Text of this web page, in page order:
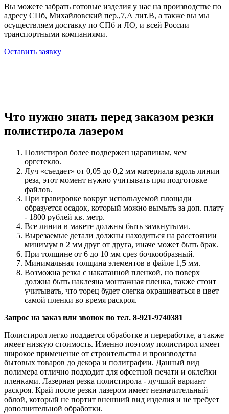
Вы можете забрать готовые изделия у нас на производстве по
адресу СПб, Михайловский пер.,7,А лит.В, а также вы мы
осуществляем доставку по СПб и ЛО, и всей России
транспортными компаниями.
Оставить заявку
Что нужно знать перед заказом резки
полистирола лазером
Полистирол более подвержен царапинам, чем
оргстекло.
Луч «съедает» от 0,05 до 0,2 мм материала вдоль линии
реза, этот момент нужно учитывать при подготовке
файлов.
При гравировке вокруг используемой площади
образуется осадок, который можно вымыть за доп. плату
- 1800 рублей кв. метр.
Все линии в макете должны быть замкнутыми.
Вырезаемые детали должны находиться на расстоянии
минимум в 2 мм друг от друга, иначе может быть брак.
При толщине от 6 до 10 мм срез бочкообразный.
Минимальная толщина элементов в файле 1,5 мм.
Возможна резка с накатанной пленкой, но поверх
должна быть наклеяна монтажная пленка, также стоит
учитывать, что торец будет слегка окрашиваться в цвет
самой пленки во время раскроя.
Запрос на заказ или звонок по тел. 8-921-9740381
Полистирол легко поддается обработке и переработке, а также
имеет низкую стоимость. Именно поэтому полистирол имеет
широкое применение от строительства и производства
бытовых товаров до декора и полиграфии. Данный вид
полимера отлично подходит для офсетной печати и оклейки
пленками. Лазерная резка полистирола - лучший вариант
раскроя. Край после резки лазером имеет незначительный
облой, который не портит внешний вид изделия и не требует
дополнительной обработки.